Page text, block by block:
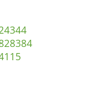
4344
8384
115